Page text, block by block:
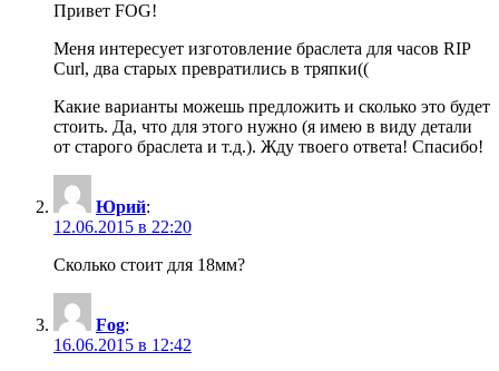
Привет FOG!
Меня интересует изготовление браслета для часов RIP
Curl, два старых превратились в тряпки((
Какие варианты можешь предложить и сколько это будет
стоить. Да, что для этого нужно (я имею в виду детали
от старого браслета и т.д.). Жду твоего ответа! Спасибо!
Юрий:
12.06.2015 в 22:20
Сколько стоит для 18мм?
Fog:
16.06.2015 в 12:42